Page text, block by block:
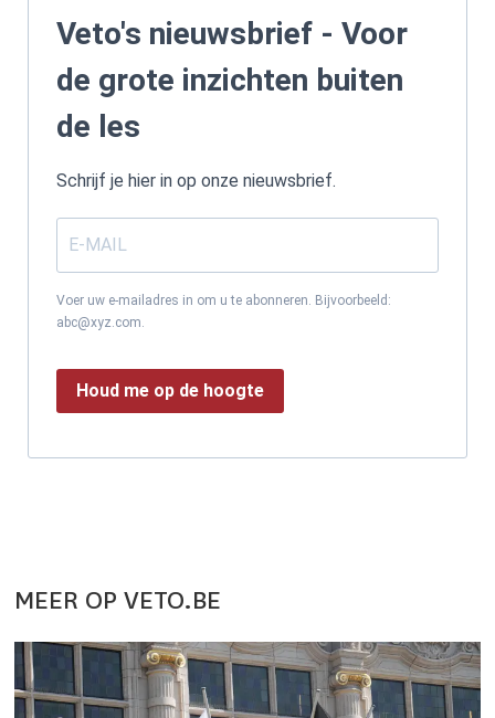
Veto's nieuwsbrief - Voor
de grote inzichten buiten
de les
Schrijf je hier in op onze nieuwsbrief.
Voer uw e-mailadres in om u te abonneren. Bijvoorbeeld:
abc@xyz.com.
Houd me op de hoogte
MEER OP VETO.BE